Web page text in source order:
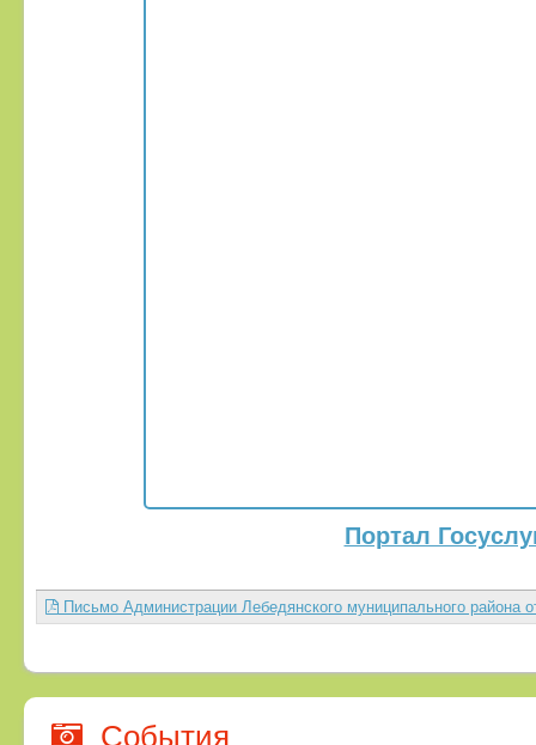
Портал
Письмо Администрации Лебедянского муниципального района
События